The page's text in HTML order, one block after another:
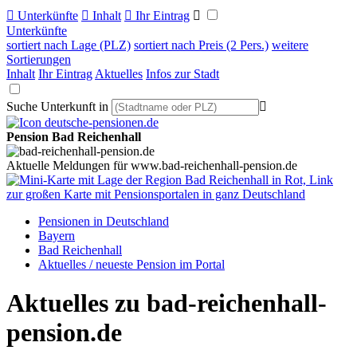
 Unterkünfte  Inhalt  Ihr Eintrag 
Unterkünfte
sortiert nach Lage (PLZ) sortiert nach Preis (2 Pers.) weitere
Sortierungen
Inhalt Ihr Eintrag Aktuelles Infos zur Stadt
Suche Unterkunft in 
Pension Bad Reichenhall
Aktuelle Meldungen für www.bad-reichenhall-pension.de
Pensionen in Deutschland
Bayern
Bad Reichenhall
Aktuelles / neueste Pension im Portal
Aktuelles zu bad-reichenhall-
pension.de